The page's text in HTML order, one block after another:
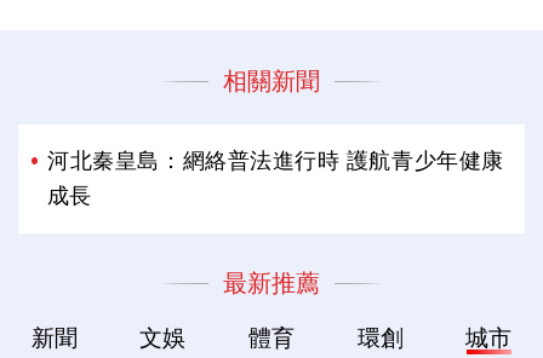
相關新聞
河北秦皇島：網絡普法進行時 護航青少年健康
成長
最新推薦
新聞 文娛 體育 環創 城市